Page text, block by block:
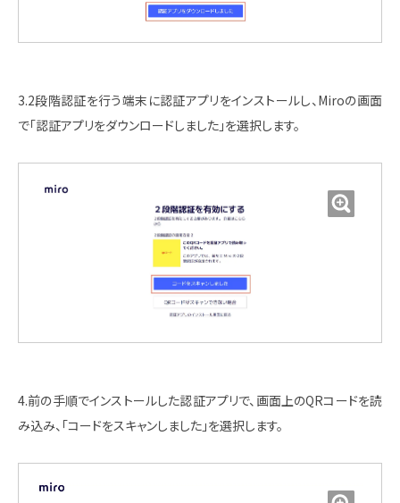
3.2段階認証を行う端末に認証アプリをインストールし、Miroの画面
で「認証アプリをダウンロードしました」を選択します。
4.前の手順でインストールした認証アプリで、画面上のQRコードを読
み込み、「コードをスキャンしました」を選択します。